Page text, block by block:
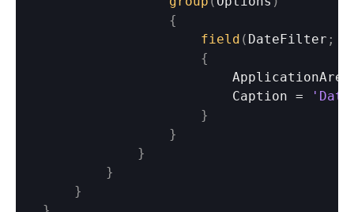
{
field ( DateFilter ;
{
ApplicationArea
Caption =
}
}
}
}
}